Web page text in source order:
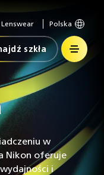
Polska
szkła
w
Nikon oferuje
i